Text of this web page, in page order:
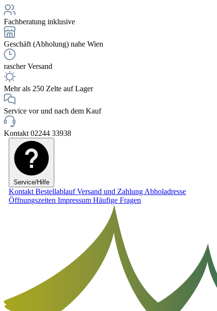
Fachberatung inklusive
Geschäft (Abholung) nahe Wien
rascher Versand
Mehr als 250 Zelte auf Lager
Service vor und nach dem Kauf
Kontakt 02244 33938
Service/Hilfe
Kontakt BestellablaufVersand und Zahlung Abholadresse
Öffnungszeiten Impressum Häufige Fragen